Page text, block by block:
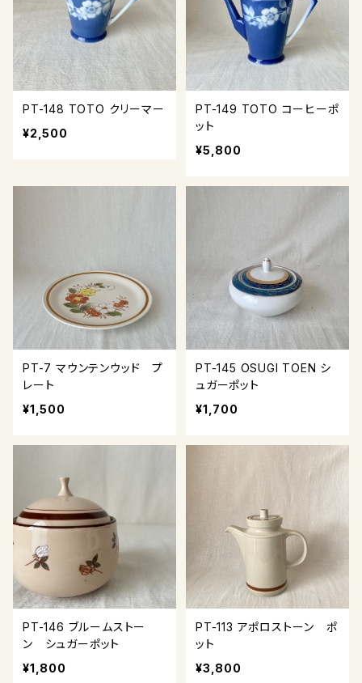
PT-148 TOTO クリーマー
¥2,500
PT-149 TOTO コーヒーポ
ット
¥5,800
PT-7 マウンテンウッド プ
レート
¥1,500
PT-145 OSUGI TOEN シ
ュガーポット
¥1,700
PT-146 ブルームストー
ン シュガーポット
¥1,800
PT-113 アポロストーン ポ
ット
¥3,800